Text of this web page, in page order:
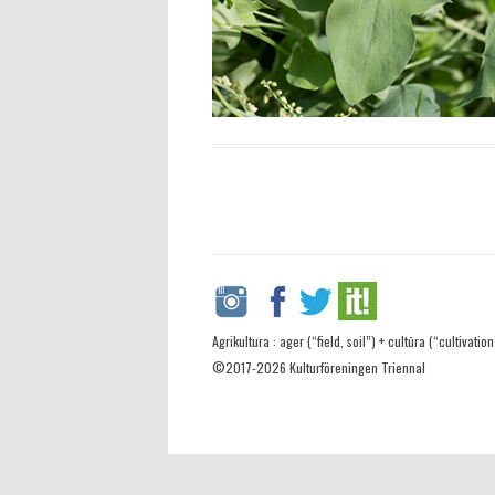
Agrikultura : ager (“field, soil”) + cultūra
©2017-2026 Kulturföreningen Triennal